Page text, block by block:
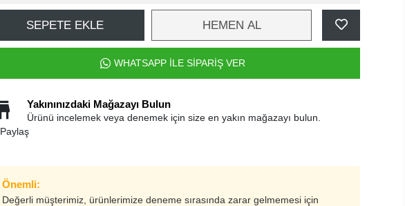
SEPETE EKLE HEMEN AL
WHATSAPP İLE SİPARİŞ VER
Yakınınızdaki Mağazayı Bulun
Ürünü incelemek veya denemek için size en yakın mağazayı bulun.
Paylaş
Önemli:
Değerli müşterimiz, ürünlerimize deneme sırasında zarar gelmemesi için